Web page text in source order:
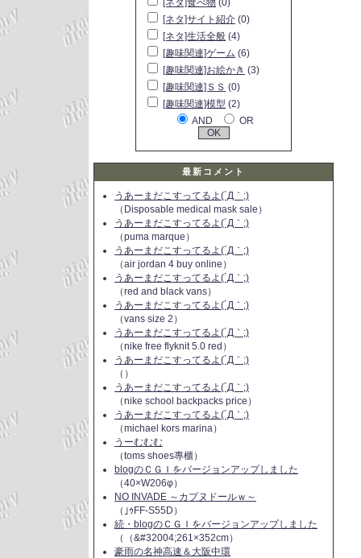
[ネタ]食べ物 (0)
[ネタ]サイト紹介 (0)
[ネタ]生活全般 (4)
[趣味関連]ゲーム (6)
[趣味関連]お絵かき (3)
[趣味関連]ＳＳ (0)
[趣味関連]模型 (2)
AND
OR
最新コメント
うあーまだこすってるよ(´Д｀;)
（Disposable medical mask sale）
うあーまだこすってるよ(´Д｀;)
（puma marque）
うあーまだこすってるよ(´Д｀;)
（air jordan 4 buy online）
うあーまだこすってるよ(´Д｀;)
（red and black vans）
うあーまだこすってるよ(´Д｀;)
（vans size 2）
うあーまだこすってるよ(´Д｀;)
（nike free flyknit 5.0 red）
うあーまだこすってるよ(´Д｀;)
（）
うあーまだこすってるよ(´Д｀;)
（nike school backpacks price）
うあーまだこすってるよ(´Д｀;)
（michael kors marina）
うーむむむ
（toms shoes專櫃）
blogのＣＧＩをバージョンアップしました
（40×W206φ）
NO INVADE ～カプヌドールｗ～
（｣ｩFF-S55D）
続・blogのＣＧＩをバージョンアップしました
（（&#32004;261×352cm）
豪雨の名神高速＆大阪中環